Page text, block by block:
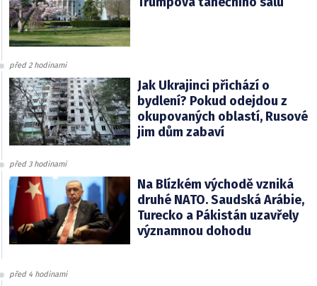
před 2 hodinami
Jak Ukrajinci přichází o
bydlení? Pokud odejdou z
okupovaných oblastí, Rusové
jim dům zabaví
před 3 hodinami
Na Blízkém východě vzniká
druhé NATO. Saudská Arábie,
Turecko a Pákistán uzavřely
významnou dohodu
před 4 hodinami